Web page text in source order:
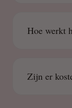
Hoe werkt
Zijn er